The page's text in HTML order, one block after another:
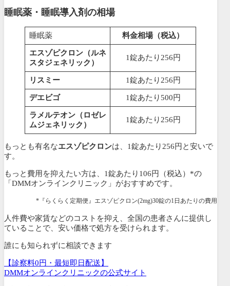
睡眠薬・睡眠導入剤の相場
睡眠薬 料金相場（税込）
エスゾピクロン（ルネ
スタジェネリック）
1錠あたり256円
リスミー 1錠あたり256円
デエビゴ 1錠あたり500円
ラメルテオン（ロゼレ
ムジェネリック）
1錠あたり256円
もっとも有名なエスゾピクロンは、1錠あたり256円と安いで
す。
もっと費用を抑えたい方は、 1錠あたり106円（税込）*の
「DMMオンラインクリニック」がおすすめです。
*『らくらく定期便』エスゾピクロン(2mg)30錠の1日あたりの費用
人件費や家賃などのコストを抑え、全国の患者さんに提供し
ている ことで、安い価格で処方を受けられます。
誰にも知られずに相談できます
【診察料0円・最短即日配送】
DMMオンラインクリニックの公式サイト